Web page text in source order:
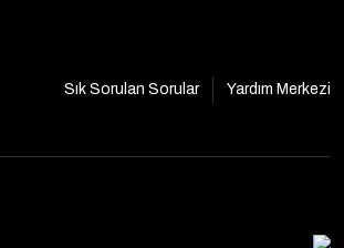
Sık Sorulan Sorular
Yardım Merkezi